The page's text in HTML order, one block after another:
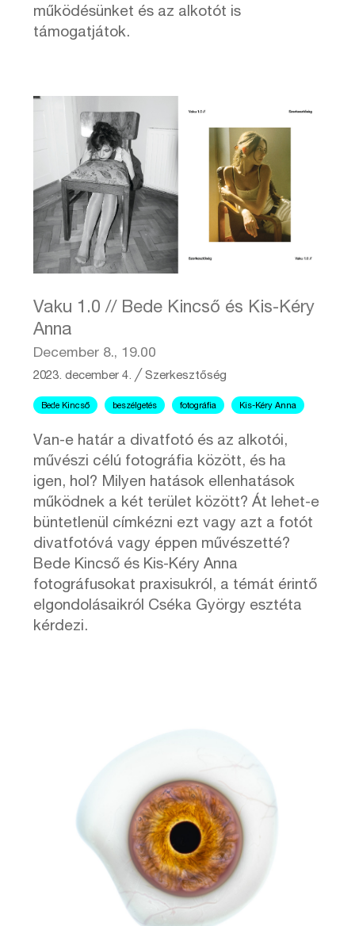
működésünket és az alkotót is
támogatjátok.
Vaku 1.0 // Bede Kincső és Kis-Kéry
Anna
December 8., 19.00
2023. december 4. ╱Szerkesztőség
Bede Kincső beszélgetés fotográfia Kis-Kéry Anna
Van-e határ a divatfotó és az alkotói,
művészi célú fotográfia között, és ha
igen, hol? Milyen hatások ellenhatások
működnek a két terület között? Át lehet-e
büntetlenül címkézni ezt vagy azt a fotót
divatfotóvá vagy éppen művészetté?
Bede Kincső és Kis-Kéry Anna
fotográfusokat praxisukról, a témát érintő
elgondolásaikról Cséka György esztéta
kérdezi.